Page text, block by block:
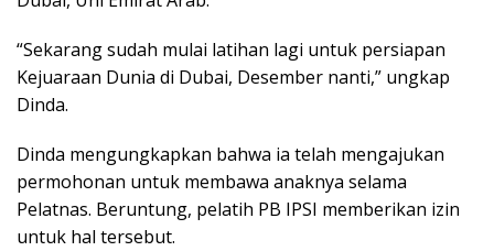
“Sekarang sudah mulai latihan lagi untuk persiapan
Kejuaraan Dunia di Dubai, Desember nanti,” ungkap
Dinda.
Dinda mengungkapkan bahwa ia telah mengajukan
permohonan untuk membawa anaknya selama
Pelatnas. Beruntung, pelatih PB IPSI memberikan izin
untuk hal tersebut.